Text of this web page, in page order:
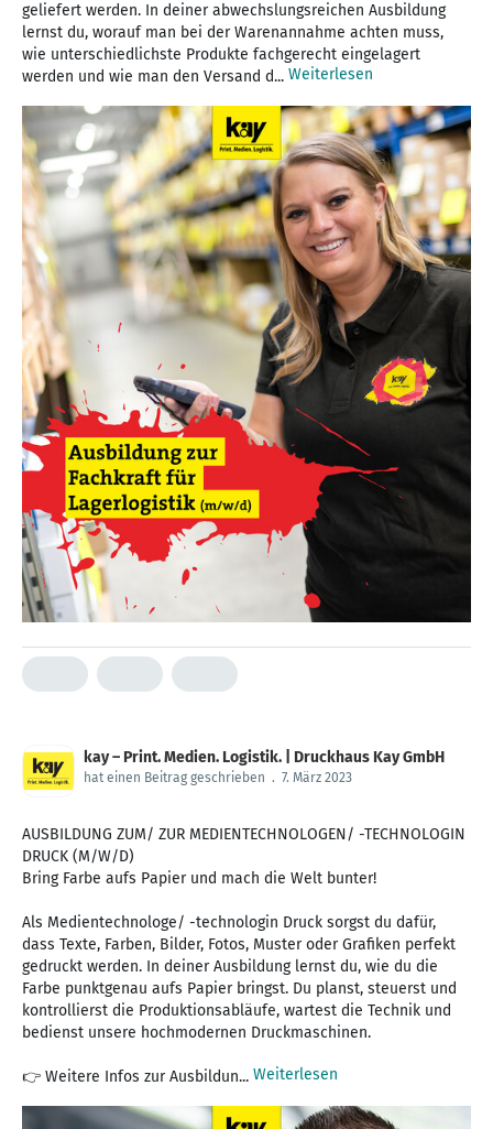
geliefert werden. In deiner abwechslungsreichen Ausbildung
lernst du, worauf man bei der Warenannahme achten muss,
wie unterschiedlichste Produkte fachgerecht eingelagert
werden und wie man den Versand d... Weiterlesen
kay – Print. Medien. Logistik. | Druckhaus Kay GmbH
hat einen Beitrag geschrieben . 7. März 2023
AUSBILDUNG ZUM/ ZUR MEDIENTECHNOLOGEN/ -TECHNOLOGIN
DRUCK (M/W/D)
Bring Farbe aufs Papier und mach die Welt bunter!
Als Medientechnologe/ -technologin Druck sorgst du dafür,
dass Texte, Farben, Bilder, Fotos, Muster oder Grafiken perfekt
gedruckt werden. In deiner Ausbildung lernst du, wie du die
Farbe punktgenau aufs Papier bringst. Du planst, steuerst und
kontrollierst die Produktionsabläufe, wartest die Technik und
bedienst unsere hochmodernen Druckmaschinen.
👉 Weitere Infos zur Ausbildun... Weiterlesen